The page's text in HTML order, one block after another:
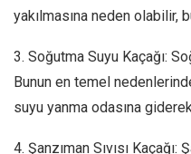
yakılmasına neden olabilir,
3. Soğutma Suyu Kaçağı:
Bunun en temel
suyu yanma odasına giderek
4. Şanzıman Sıvısı